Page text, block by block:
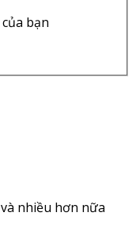
bạn
nhiều hơn nữa